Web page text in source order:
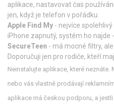
aplikace, nastavovat čas
jen, když je telefon v pořádku.
Apple Find My - nejvíce
iPhone zapnutý, systém ho najde
SecureTeen - má mocné filtry,
Doporučuji jen pro rodiče, kteří
Neinstalujte aplikace, které neznáte.
nebo vás vlastně prodávají
aplikace má českou podporu, a